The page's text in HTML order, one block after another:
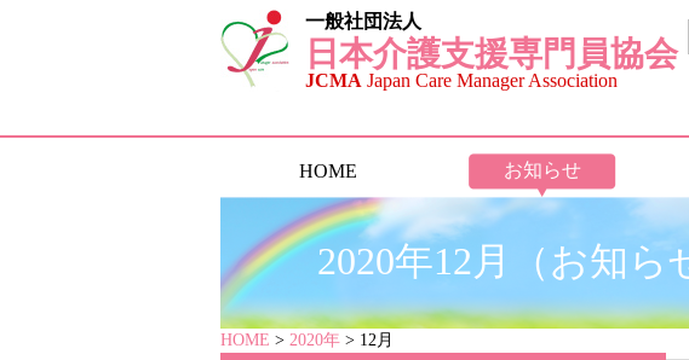
一般社団法人
日本介護支援専門員協会
JCMA Japan Care Manager Association
HOME お知らせ
2020年12月（お知ら
HOME > 2020年 > 12月